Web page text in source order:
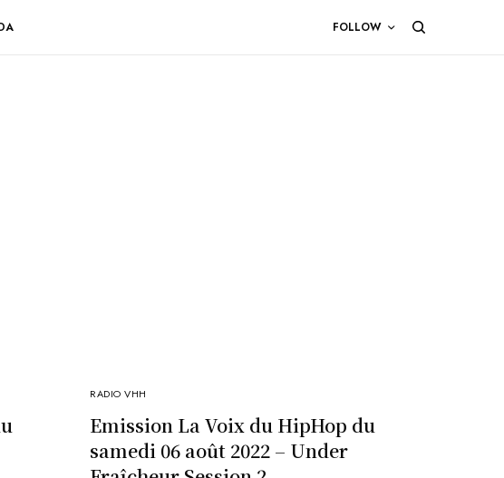
FOLLOW
RADIO VHH
Emission La Voix du HipHop du
samedi 06 août 2022 – Under